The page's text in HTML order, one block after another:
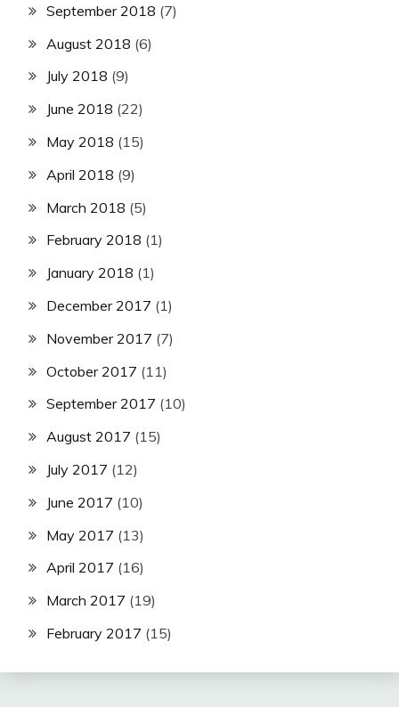
September 2018 (7)
August 2018 (6)
July 2018 (9)
June 2018 (22)
May 2018 (15)
April 2018 (9)
March 2018 (5)
February 2018 (1)
January 2018 (1)
December 2017 (1)
November 2017 (7)
October 2017 (11)
September 2017 (10)
August 2017 (15)
July 2017 (12)
June 2017 (10)
May 2017 (13)
April 2017 (16)
March 2017 (19)
February 2017 (15)